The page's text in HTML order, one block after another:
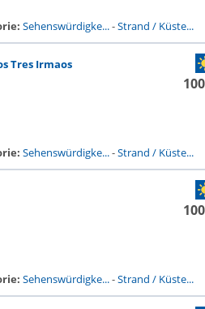
Sehenswürdigke...-Strand / Küste...
Tres Irmaos
Sehenswürdigke...-Strand / Küste...
Sehenswürdigke...-Strand / Küste...